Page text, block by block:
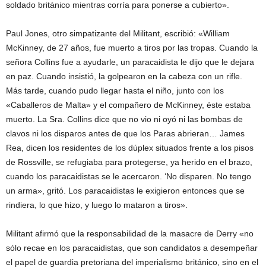
soldado británico mientras corría para ponerse a cubierto».
Paul Jones, otro simpatizante del Militant, escribió: «William
McKinney, de 27 años, fue muerto a tiros por las tropas. Cuando la
señora Collins fue a ayudarle, un paracaidista le dijo que le dejara
en paz. Cuando insistió, la golpearon en la cabeza con un rifle.
Más tarde, cuando pudo llegar hasta el niño, junto con los
«Caballeros de Malta» y el compañero de McKinney, éste estaba
muerto. La Sra. Collins dice que no vio ni oyó ni las bombas de
clavos ni los disparos antes de que los Paras abrieran… James
Rea, dicen los residentes de los dúplex situados frente a los pisos
de Rossville, se refugiaba para protegerse, ya herido en el brazo,
cuando los paracaidistas se le acercaron. ‘No disparen. No tengo
un arma», gritó. Los paracaidistas le exigieron entonces que se
rindiera, lo que hizo, y luego lo mataron a tiros».
Militant afirmó que la responsabilidad de la masacre de Derry «no
sólo recae en los paracaidistas, que son candidatos a desempeñar
el papel de guardia pretoriana del imperialismo británico, sino en el